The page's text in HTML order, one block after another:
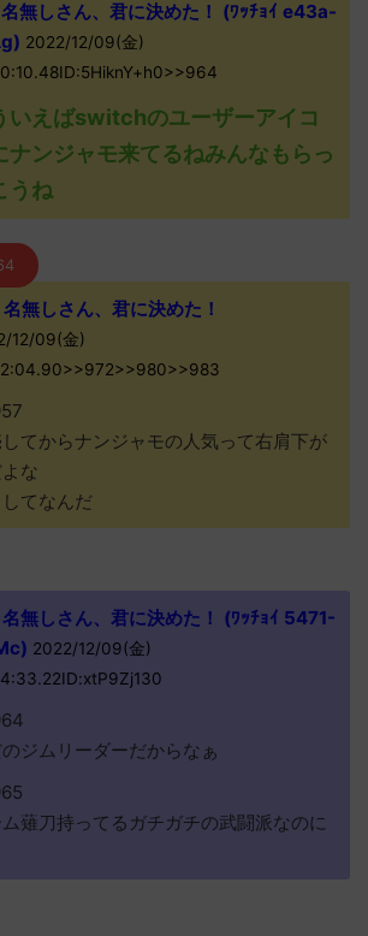
名無しさん、君に決めた！ (ﾜｯﾁｮｲ e43a-
2022/12/09(金)
いえばswitchのユーザーアイコ
ナンジャモ来てるねみんなもらっ
うね
名無しさん、君に決めた！
12/09(金)
てからナンジャモの人気って右肩下が
な
てなんだ
名無しさん、君に決めた！ (ﾜｯﾁｮｲ 5471-
2022/12/09(金)
ジムリーダーだからなぁ
ム薙刀持ってるガチガチの武闘派なのに